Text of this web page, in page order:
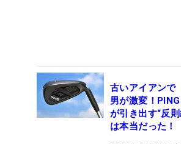
古いアイアンで
男が激変！
が引き出す“反
は本当だった！